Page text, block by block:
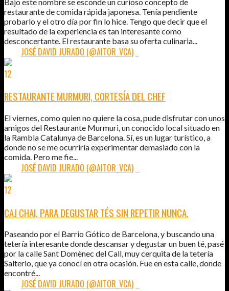
restaurante de comida rápida japonesa. Tenía pendiente
probarlo y el otro día por fin lo hice. Tengo que decir que el
resultado de la experiencia es tan interesante como
desconcertante. El restaurante basa su oferta culinaria...
JOSÉ DAVID JURADO (@AITOR_VCA)
12
RESTAURANTE MURMURI, CORTESÍA DEL CHEF
El viernes, como quien no quiere la cosa, pude disfrutar con unos
amigos del Restaurante Murmuri, un conocido local situado en
la Rambla Catalunya de Barcelona. Sí, es un lugar turístico, a
donde no se me ocurriría experimentar demasiado con la
comida. Pero me fie...
JOSÉ DAVID JURADO (@AITOR_VCA)
12
CAJ CHAI, PARA DEGUSTAR TÉS SIN REPETIR NUNCA.
Paseando por el Barrio Gótico de Barcelona, y buscando una
tetería interesante donde descansar y degustar un buen té, pasé
por la calle Sant Domènec del Call, muy cerquita de la tetería
Salterio, que ya conocí en otra ocasión. Fue en esta calle, donde
encontré...
JOSÉ DAVID JURADO (@AITOR_VCA)